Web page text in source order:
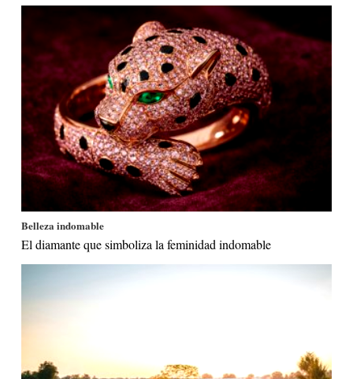
Belleza indomable
El diamante que simboliza la feminidad indomable